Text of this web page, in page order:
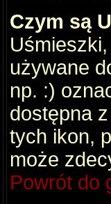
Czym są
używane
np. :)
dostępna
tych ikon,
może
Powrót do